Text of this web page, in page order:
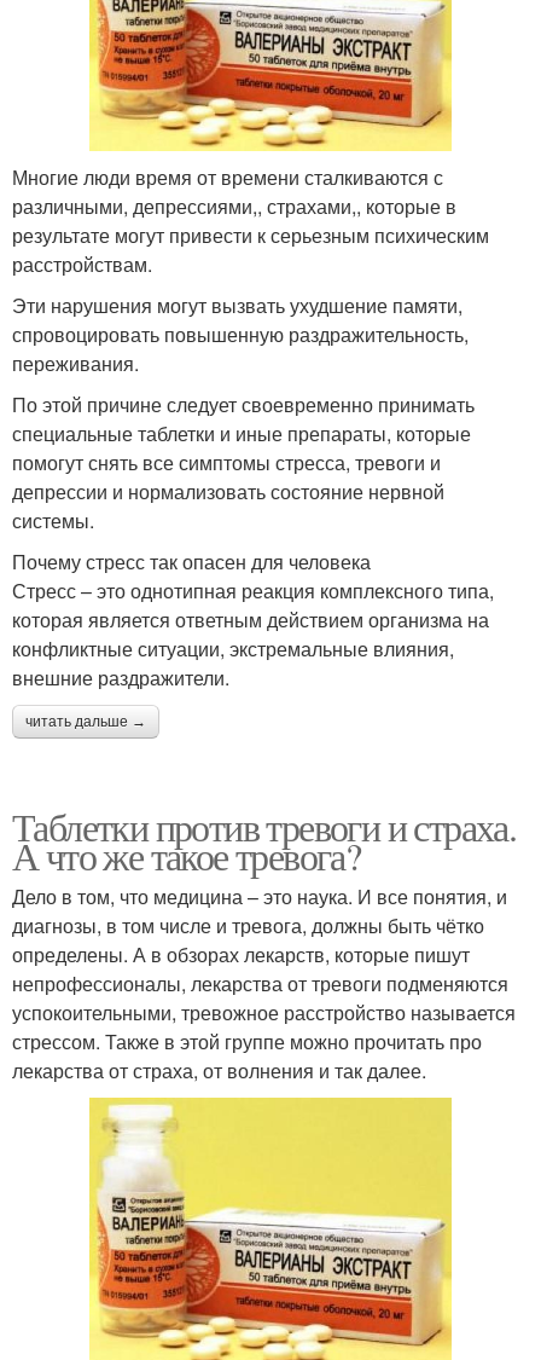
Многие люди время от времени сталкиваются с
различными, депрессиями,, страхами,, которые в
результате могут привести к серьезным психическим
расстройствам.
Эти нарушения могут вызвать ухудшение памяти,
спровоцировать повышенную раздражительность,
переживания.
По этой причине следует своевременно принимать
специальные таблетки и иные препараты, которые
помогут снять все симптомы стресса, тревоги и
депрессии и нормализовать состояние нервной
системы.
Почему стресс так опасен для человека
Стресс – это однотипная реакция комплексного типа,
которая является ответным действием организма на
конфликтные ситуации, экстремальные влияния,
внешние раздражители.
читать дальше →
Таблетки против тревоги и страха.
А что же такое тревога?
Дело в том, что медицина – это наука. И все понятия, и
диагнозы, в том числе и тревога, должны быть чётко
определены. А в обзорах лекарств, которые пишут
непрофессионалы, лекарства от тревоги подменяются
успокоительными, тревожное расстройство называется
стрессом. Также в этой группе можно прочитать про
лекарства от страха, от волнения и так далее.